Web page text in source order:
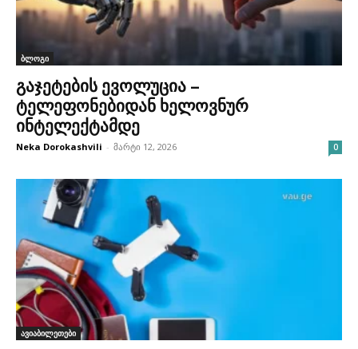
ბლოგი
გაჯეტების ევოლუცია –
ტელეფონებიდან ხელოვნურ
ინტელექტამდე
Neka Dorokashvili - მარტი 12, 2026 0
ავიაბილეთები